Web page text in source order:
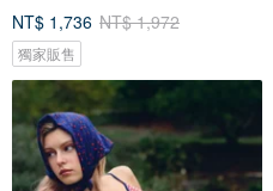
NT$ 1,736 NT$ 1,972
獨家販售